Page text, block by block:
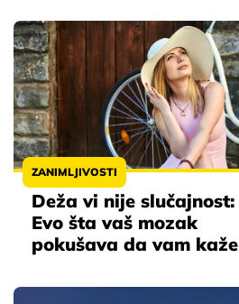
ZANIMLJIVOSTI
Deža vi nije slučajnost:
Evo šta vaš mozak
pokušava da vam kaže